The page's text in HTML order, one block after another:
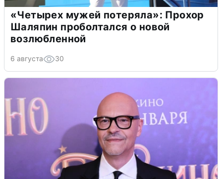
«Четырех мужей потеряла»: Прохор
Шаляпин проболтался о новой
возлюбленной
6 августа 30